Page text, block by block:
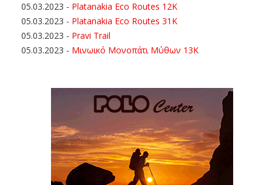
05.03.2023 - Platanakia Eco Routes 12K
05.03.2023 - Platanakia Eco Routes 31K
05.03.2023 - Pravi Trail
05.03.2023 - Μινωικό Μονοπάτι Μύθων 13Κ